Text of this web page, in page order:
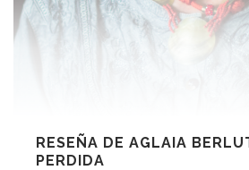
RESEÑA DE AGLAIA
PERDIDA